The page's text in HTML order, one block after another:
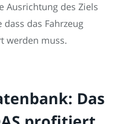
Ausrichtung des Ziels
dass das Fahrzeug
werden muss.
Das